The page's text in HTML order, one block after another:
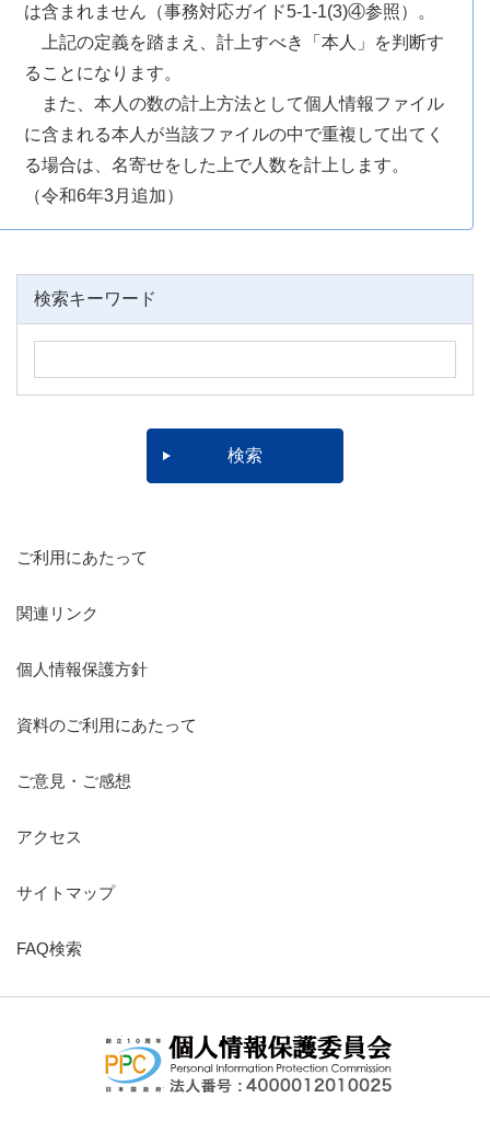
は含まれません（事務対応ガイド5-1-1(3)④参照）。
上記の定義を踏まえ、計上すべき「本人」を判断す
ることになります。
また、本人の数の計上方法として個人情報ファイル
に含まれる本人が当該ファイルの中で重複して出てく
る場合は、名寄せをした上で人数を計上します。
（令和6年3月追加）
検索キーワード
ご利用にあたって
関連リンク
個人情報保護方針
資料のご利用にあたって
ご意見・ご感想
アクセス
サイトマップ
FAQ検索